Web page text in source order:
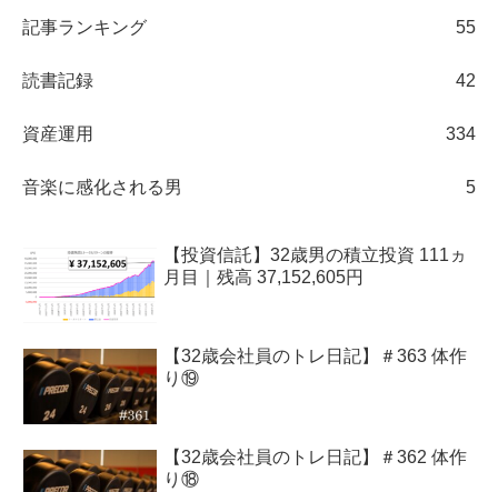
記事ランキング 55
読書記録 42
資産運用 334
音楽に感化される男 5
【投資信託】32歳男の積立投資 111ヵ
月目｜残高 37,152,605円
【32歳会社員のトレ日記】＃363 体作
り⑲
【32歳会社員のトレ日記】＃362 体作
り⑱